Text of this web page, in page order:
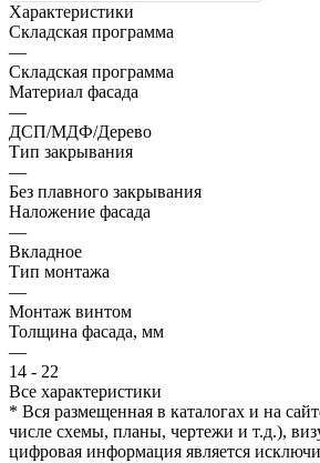
Характеристики
Складская программа
—
Складская программа
Материал фасада
—
ДСП/МДФ/Дерево
Тип закрывания
—
Без плавного закрывания
Наложение фасада
—
Вкладное
Тип монтажа
—
Монтаж винтом
Толщина фасада, мм
—
14 - 22
Все характеристики
* Вся размещенная в каталогах и на
числе схемы, планы, чертежи и т.д.),
цифровая информация является